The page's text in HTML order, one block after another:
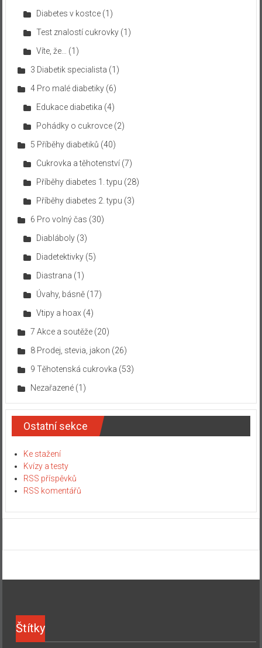
Diabetes v kostce(1)
Test znalostí cukrovky(1)
Víte, že…
(1)
3 Diabetik specialista (1)
4 Pro malé diabetiky(6)
Edukace diabetika (4)
Pohádky o cukrovce(2)
5 Příběhy diabetiků (40)
Cukrovka a těhotenství(7)
Příběhy diabetes 1. typu (28)
Příběhy diabetes 2. typu (3)
6 Pro volný čas (30)
Diabláboly(3)
Diadetektivky(5)
Diastrana (1)
Úvahy, básně(17)
Vtipy a hoax (4)
7 Akce a soutěže(20)
8 Prodej, stevia, jakon (26)
9 Těhotenská cukrovka (53)
Nezařazené(1)
Ostatní sekce
Ke stažení
Kvízy a testy
RSS příspěvků
RSS komentářů
Štítky